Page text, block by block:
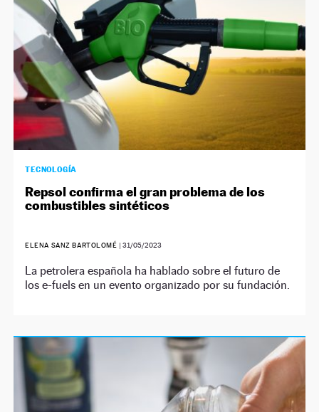
TECNOLOGÍA
Repsol confirma el gran problema de los
combustibles sintéticos
ELENA SANZ BARTOLOMÉ | 31/05/2023
La petrolera española ha hablado sobre el futuro de
los e-fuels en un evento organizado por su fundación.